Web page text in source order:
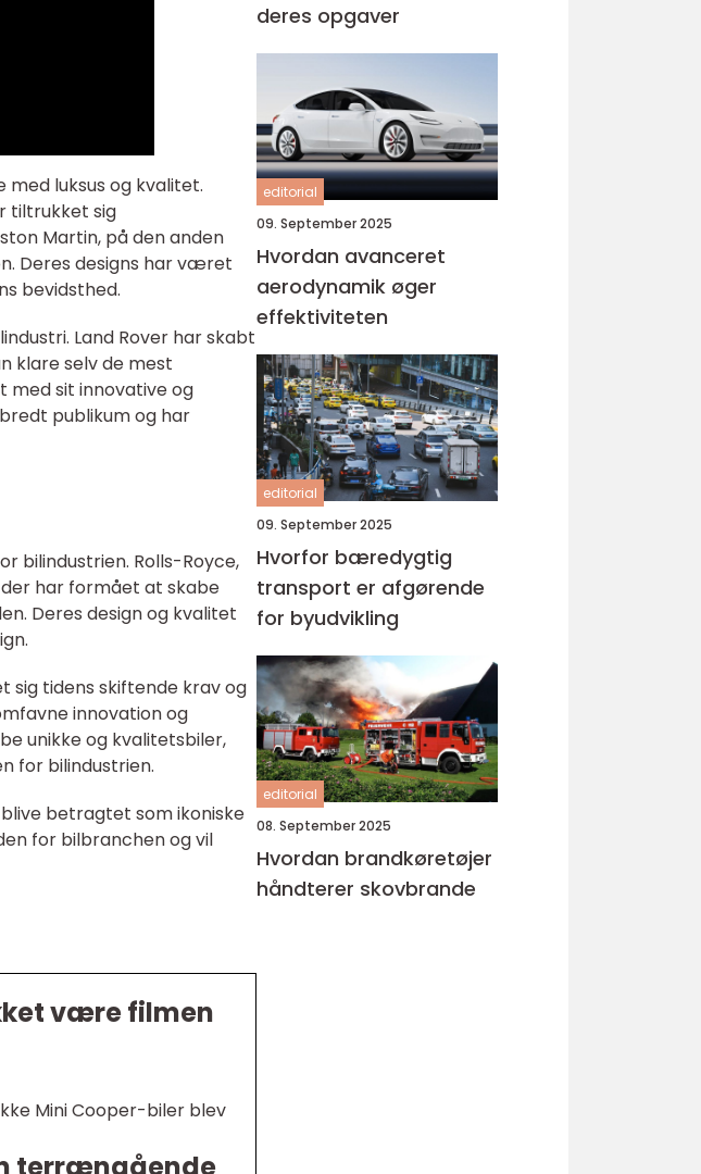
luksus og kvalitet.
tiltrukket sig
Martin, på den anden
Deres designs har været
bevidsthed.
Land Rover har skabt
klare selv de mest
med sit innovative og
publikum og har
bilindustrien. Rolls-Royce,
der har formået at skabe
Deres design og kvalitet
sig tidens skiftende krav og
innovation og
unikke og kvalitetsbiler,
for bilindustrien.
betragtet som ikoniske
for bilbranchen og vil
være filmen
Mini Cooper-biler blev
deres opgaver
editorial
09. September 2025
Hvordan avanceret
aerodynamik øger
effektiviteten
editorial
09. September 2025
Hvorfor bæredygtig
transport er afgørende
for byudvikling
editorial
08. September 2025
Hvordan brandkøretøjer
håndterer skovbrande